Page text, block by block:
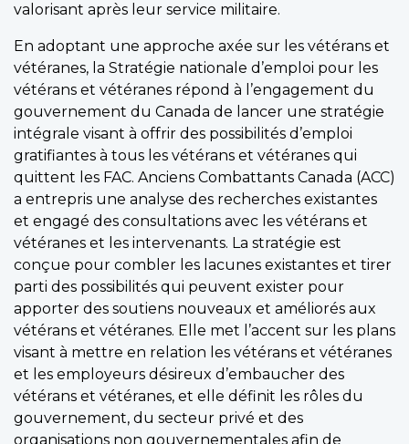
valorisant après leur service militaire.
En adoptant une approche axée sur les vétérans et
vétéranes, la Stratégie nationale d’emploi pour les
vétérans et vétéranes répond à l’engagement du
gouvernement du Canada de lancer une stratégie
intégrale visant à offrir des possibilités d’emploi
gratifiantes à tous les vétérans et vétéranes qui
quittent les FAC. Anciens Combattants Canada (ACC)
a entrepris une analyse des recherches existantes
et engagé des consultations avec les vétérans et
vétéranes et les intervenants. La stratégie est
conçue pour combler les lacunes existantes et tirer
parti des possibilités qui peuvent exister pour
apporter des soutiens nouveaux et améliorés aux
vétérans et vétéranes. Elle met l’accent sur les plans
visant à mettre en relation les vétérans et vétéranes
et les employeurs désireux d’embaucher des
vétérans et vétéranes, et elle définit les rôles du
gouvernement, du secteur privé et des
organisations non gouvernementales afin de